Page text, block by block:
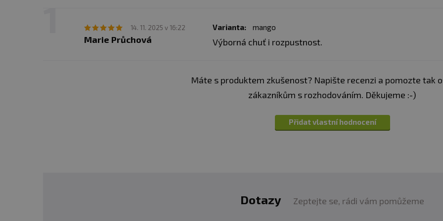
L-methionin
L-tryptophan 110 mg
14. 11. 2025 v 16:22
Marie Průchová
Varianta: mango
Výborná chuť i rozpustnost.
Máte s produktem zkušenost? Napište recenzi a pomozte tak
zákazníkům s rozhodováním. Děkujeme :-)
Přidat vlastní hodnocení
Dotazy Zeptejte se, rádi vám pomůžeme